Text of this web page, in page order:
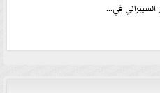
السيبراني في...